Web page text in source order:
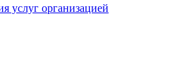
услуг организацией